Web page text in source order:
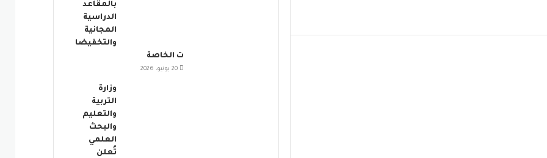
بالمقاعد
الدراسية
المجانية
والتخفيضا
ت الخاصة
20 يونيو، 2026
وزارة
التربية
والتعليم
والبحث
العلمي
تُعلن